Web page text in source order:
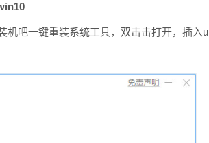
机吧一键重装系统工具，双击击打开，插入u